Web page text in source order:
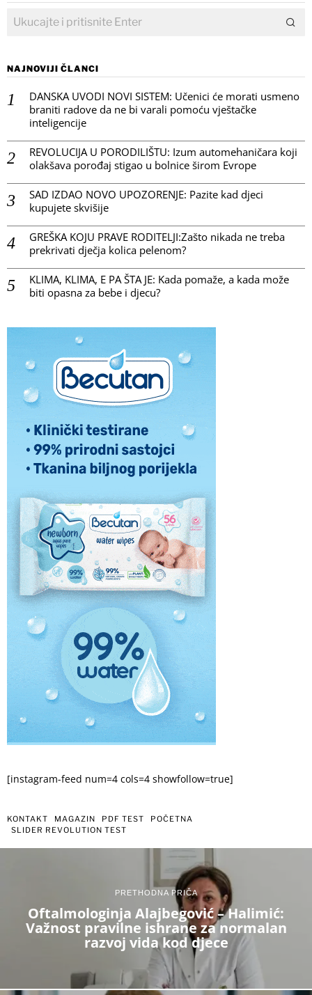
NAJNOVIJI ČLANCI
DANSKA UVODI NOVI SISTEM: Učenici će morati usmeno
braniti radove da ne bi varali pomoću vještačke
inteligencije
REVOLUCIJA U PORODILIŠTU: Izum automehaničara koji
olakšava porođaj stigao u bolnice širom Evrope
SAD IZDAO NOVO UPOZORENJE: Pazite kad djeci
kupujete skvišije
GREŠKA KOJU PRAVE RODITELJI:Zašto nikada ne treba
prekrivati dječja kolica pelenom?
KLIMA, KLIMA, E PA ŠTA JE: Kada pomaže, a kada može
biti opasna za bebe i djecu?
[instagram-feed num=4 cols=4 showfollow=true]
KONTAKT MAGAZIN PDF TEST
POČETNA
SLIDER REVOLUTION TEST
PRETHODNA PRIČA
Oftalmologinja Alajbegović – Halimić:
Važnost pravilne ishrane za normalan
razvoj vida kod djece